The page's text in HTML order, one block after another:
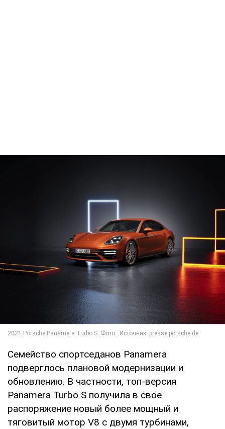
Семейство спортседанов Panamera
подверглось плановой модернизации и
обновлению. В частности, топ-версия
Panamera Turbo S получила в свое
распоряжение новый более мощный и
тяговитый мотор V8 с двумя турбинами,